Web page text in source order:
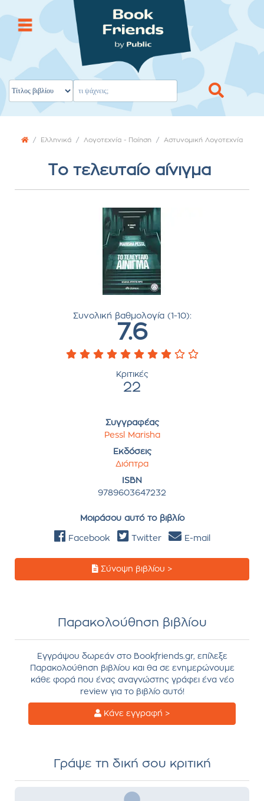
Ελληνικά Λογοτεχνία - Ποίηση Αστυνομική Λογοτεχνία
Το τελευταίο αίνιγμα
Συνολική βαθμολογία (1-10):
7.6
Κριτικές
22
Συγγραφέας
Pessl Marisha
Εκδόσεις
Διόπτρα
ISBN
9789603647232
Μοιράσου αυτό το βιβλίο
Facebook Twitter E-mail
Σύνοψη βιβλίου >
Παρακολούθηση βιβλίου
Εγγράψου δωρεάν στο Bookfriends.gr, επίλεξε
Παρακολούθηση βιβλίου και θα σε ενημερώνουμε
κάθε φορά που ένας αναγνώστης γράφει ένα νέο
review για το βιβλίο αυτό!
Κάνε εγγραφή >
Γράψε τη δική σου κριτική